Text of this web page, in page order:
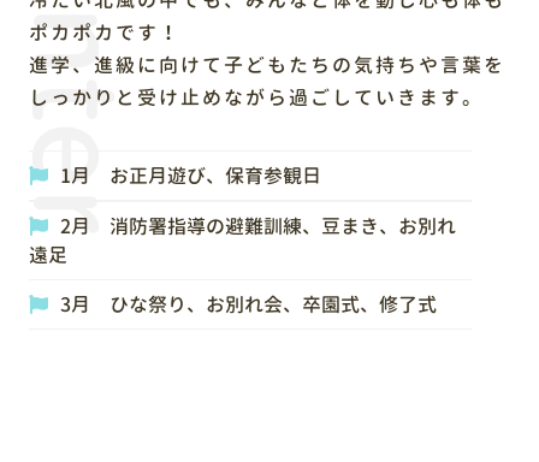
ポカポカです！
進学、進級に向けて子どもたちの気持ちや言葉を
しっかりと受け止めながら過ごしていきます。
1月 お正月遊び、保育参観日
2月 消防署指導の避難訓練、豆まき、お別れ
遠足
3月 ひな祭り、お別れ会、卒園式、修了式